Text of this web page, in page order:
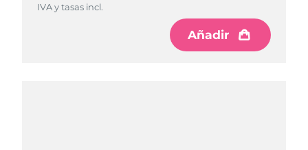
IVA y tasas incl.
Añadir